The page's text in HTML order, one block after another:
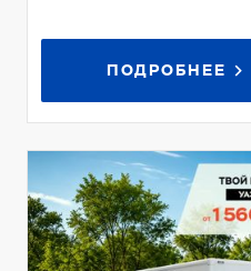
ПОДРОБНЕЕ